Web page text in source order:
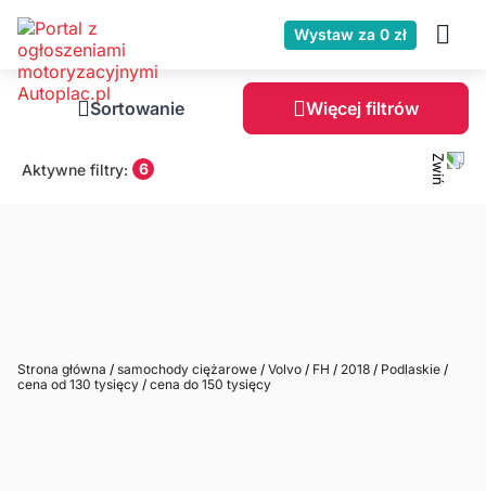
Wystaw za 0 zł
Sortowanie Więcej filtrów
Aktywne filtry: 6
Strona główna / samochody ciężarowe / Volvo / FH / 2018 / Podlaskie /
cena od 130 tysięcy / cena do 150 tysięcy